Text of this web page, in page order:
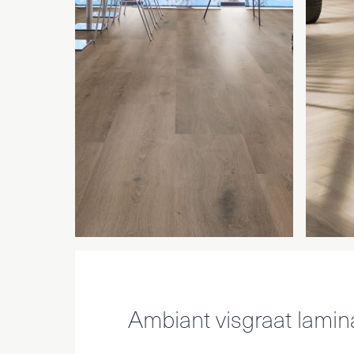
Ambiant visgraat